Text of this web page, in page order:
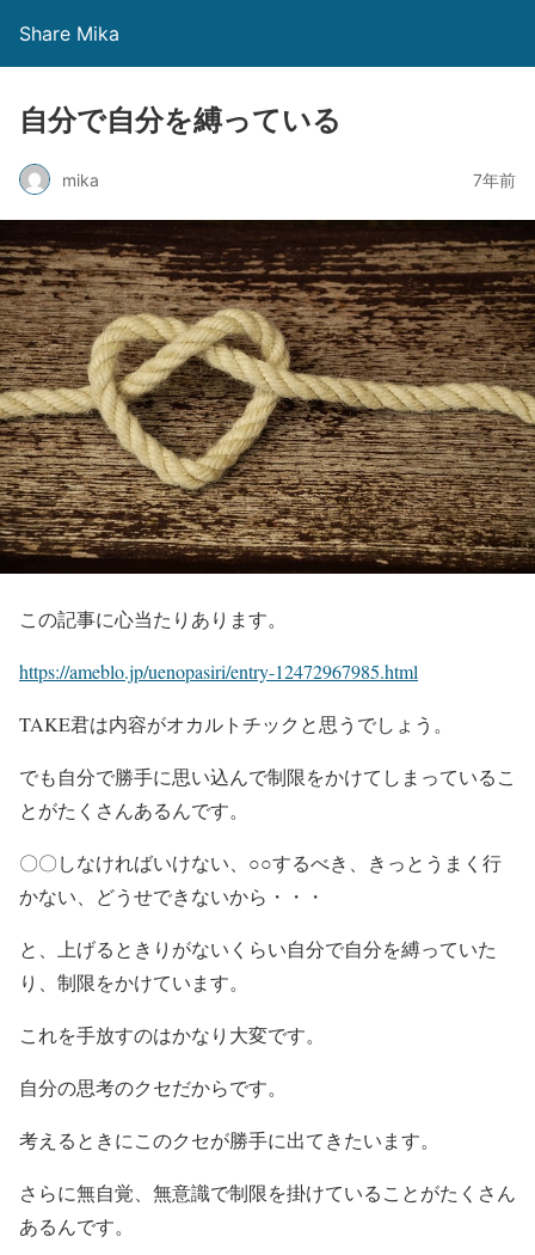
Share Mika
自分で自分を縛っている
mika 7年前
この記事に心当たりあります。
https://ameblo.jp/uenopasiri/entry-12472967985.html
TAKE君は内容がオカルトチックと思うでしょう。
でも自分で勝手に思い込んで制限をかけてしまっているこ
とがたくさんあるんです。
〇〇しなければいけない、○○するべき、きっとうまく行
かない、どうせできないから・・・
と、上げるときりがないくらい自分で自分を縛っていた
り、制限をかけています。
これを手放すのはかなり大変です。
自分の思考のクセだからです。
考えるときにこのクセが勝手に出てきたいます。
さらに無自覚、無意識で制限を掛けていることがたくさん
あるんです。